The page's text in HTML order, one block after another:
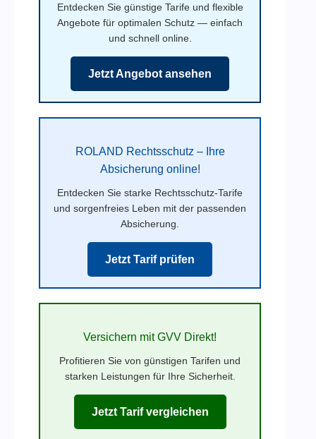
Entdecken Sie günstige Tarife und flexible
Angebote für optimalen Schutz — einfach
und schnell online.
Jetzt Angebot ansehen
ROLAND Rechtsschutz – Ihre
Absicherung online!
Entdecken Sie starke Rechtsschutz-Tarife
und sorgenfreies Leben mit der passenden
Absicherung.
Jetzt Tarif prüfen
Versichern mit GVV Direkt!
Profitieren Sie von günstigen Tarifen und
starken Leistungen für Ihre Sicherheit.
Jetzt Tarif vergleichen